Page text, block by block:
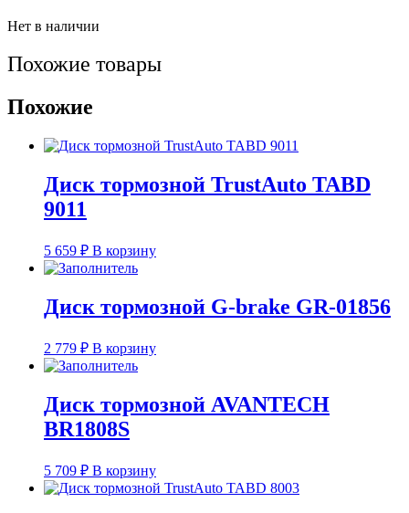
Нет в наличии
Похожие товары
Похожие
Диск тормозной TrustAuto TABD
9011
5 659 ₽ В корзину
Диск тормозной G-brake GR-01856
2 779 ₽ В корзину
Диск тормозной AVANTECH
BR1808S
5 709 ₽ В корзину